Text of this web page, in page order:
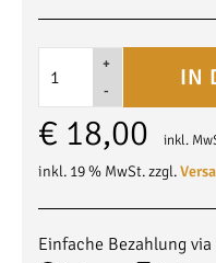
Kundenbewertung
Spätburgunder
Lagenwein
Spätlese
halbtrocken
IN
Alternative:
€ 18,00 inkl.
inkl. 19 % MwSt.zzgl.
Einfache Bezahlung via